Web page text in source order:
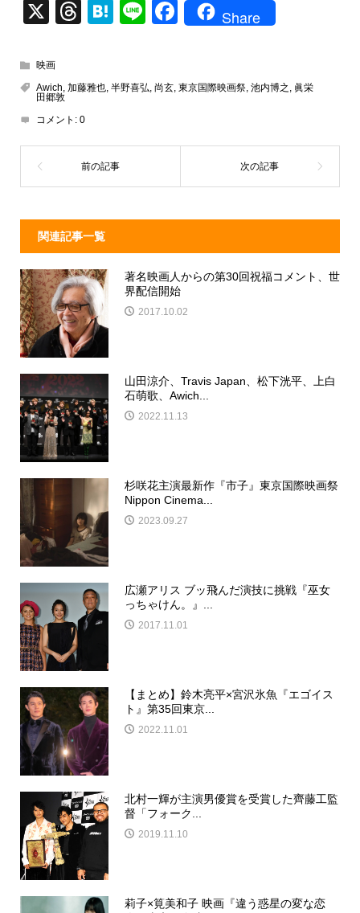
X
T
a
d
s
H
n
Li
F
e
o
k
Share
映画
Awich, 加藤雅也, 半野喜弘, 尚玄, 東京国際映画祭, 池内博之 , 眞栄
田郷敦
コメント: 0
関連記事一覧
著名映画人からの第30回祝福コメント、世
界配信開始
2017.10.02
山田涼介、Travis Japan、松下洸平、上白
石萌歌、Awich...
2022.11.13
杉咲花主演最新作『市子』東京国際映画祭
Nippon Cinema...
2023.09.27
広瀬アリス ブッ飛んだ演技に挑戦『巫女
っちゃけん。』...
2017.11.01
【まとめ】鈴木亮平×宮沢氷魚『エゴイス
ト』第35回東京...
2022.11.01
北村一輝が主演男優賞を受賞した齊藤工監
督「フォーク...
2019.11.10
莉子×筧美和子 映画『違う惑星の変な恋